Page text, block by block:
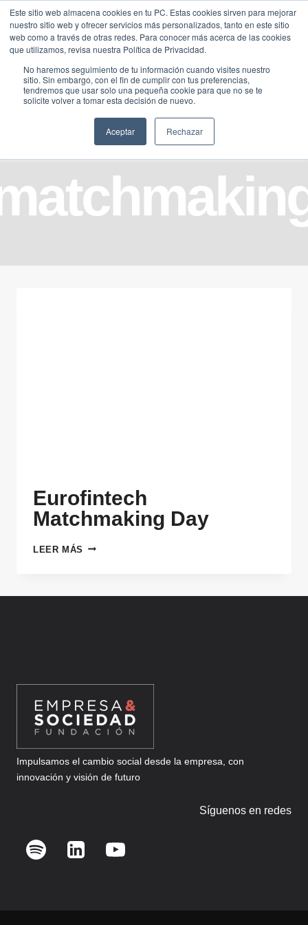
Este sitio web almacena cookies en tu PC. Estas cookies sirven para mejorar
nuestro sitio web y ofrecer servicios más personalizados, tanto en este sitio
web como a través de otras redes. Para conocer más acerca de las cookies
que utilizamos, revisa nuestra Política de Privacidad.
No haremos seguimiento de tu información cuando visites nuestro
sitio. Sin embargo, con el fin de cumplir con tus preferencias,
tendremos que usar solo una pequeña cookie para que no se te
solicite volver a tomar esta decisión de nuevo.
Aceptar Rechazar
Saltar
contenido
Eurofintech
Matchmaking Day
LEER MÁS EUROFINTECH
Impulsamos el cambio social desde la empresa, con
innovación y visión de futuro
Síguenos en redes
Traducir »